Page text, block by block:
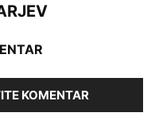
KOMENTAR